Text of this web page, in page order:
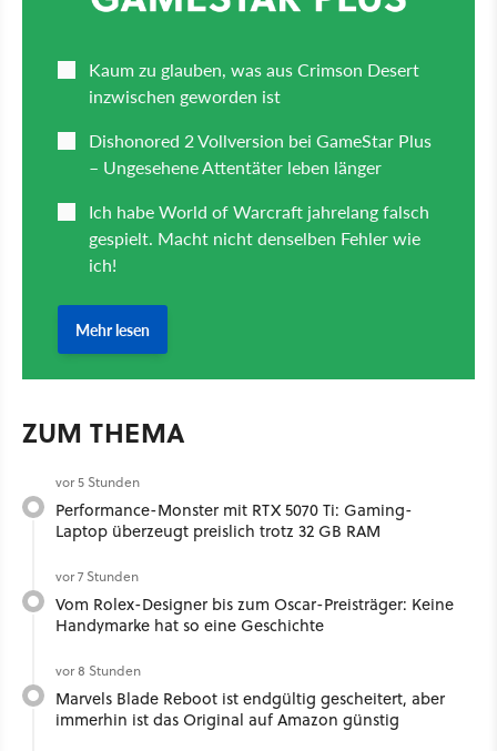
ZUM THEMA
vor 5 Stunden
Performance-Monster mit RTX 5070 Ti: Gaming-
Laptop überzeugt preislich trotz 32 GB RAM
vor 7 Stunden
Vom Rolex-Designer bis zum Oscar-Preisträger: Keine
Handymarke hat so eine Geschichte
vor 8 Stunden
Marvels Blade Reboot ist endgültig gescheitert, aber
immerhin ist das Original auf Amazon günstig